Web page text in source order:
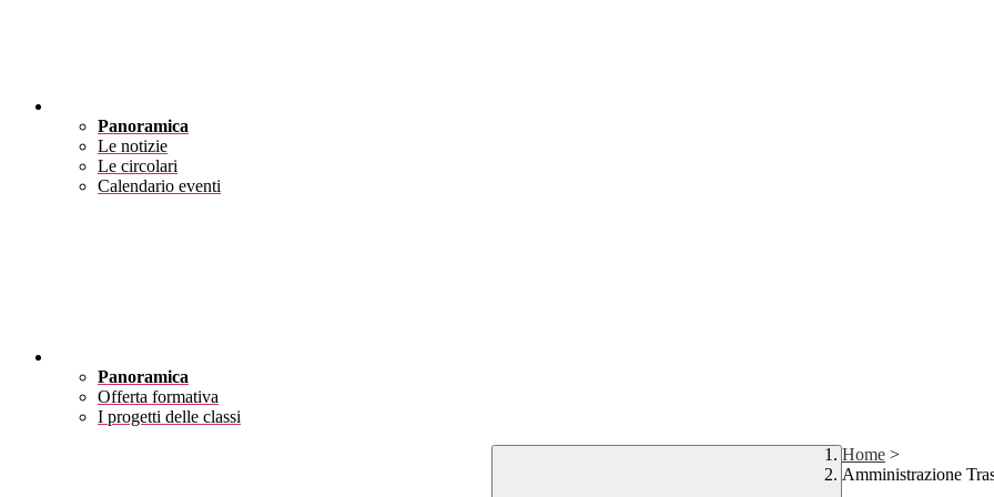
Panoramica
Le notizie
Le circolari
Calendario eventi
Panoramica
Offerta formativa
I progetti delle classi
Home >
Amministrazione